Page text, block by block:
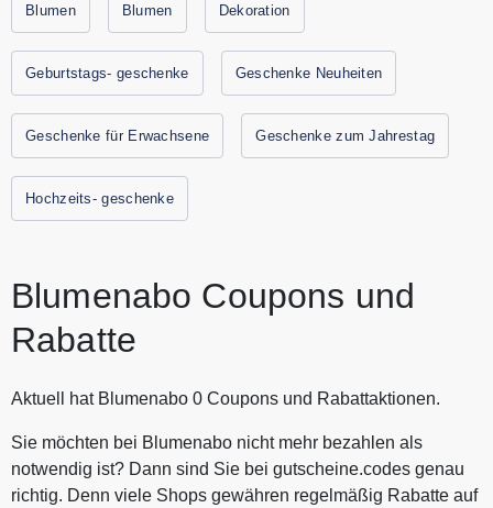
regelmäßig wundervolle Blumen zuschicken lassen.
Entdecke zahlreiche geniale Arrangements zum dekorieren
und verschönern Deiner Wohnung. Jetzt schnell Blumen
abonnieren und direkt zu Deinem Wunschtag regelmäßig für
einzigartige Momente sorgen. Alle aktuellen Gutscheine und
Rabattaktionen von Blumenabo findest Du immer hier auf
Blumen Blumen Dekoration
Geburtstags- geschenke Geschenke Neuheiten
Geschenke für Erwachsene Geschenke zum Jahrestag
Hochzeits- geschenke
Blumenabo Coupons und
Rabatte
Aktuell hat Blumenabo 0 Coupons und Rabattaktionen.
Sie möchten bei Blumenabo nicht mehr bezahlen als
notwendig ist? Dann sind Sie bei gutscheine.codes genau
richtig. Denn viele Shops gewähren regelmäßig Rabatte auf